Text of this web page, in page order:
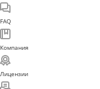
FAQ
Компания
Лицензии